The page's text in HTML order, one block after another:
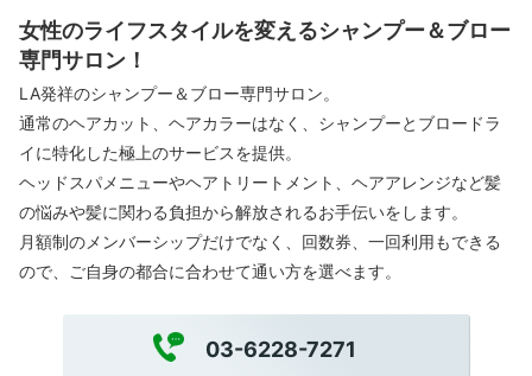
女性のライフスタイルを変えるシャンプー＆ブロー
専門サロン！
LA発祥のシャンプー＆ブロー専門サロン。
通常のヘアカット、ヘアカラーはなく、シャンプーとブロードラ
イに特化した極上のサービスを提供。
ヘッドスパメニューやヘアトリートメント、ヘアアレンジなど髪
の悩みや髪に関わる負担から解放されるお手伝いをします。
月額制のメンバーシップだけでなく、回数券、一回利用もできる
ので、ご自身の都合に合わせて通い方を選べます。
03-6228-7271